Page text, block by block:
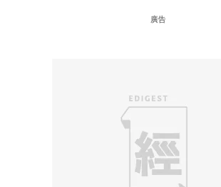
廣告